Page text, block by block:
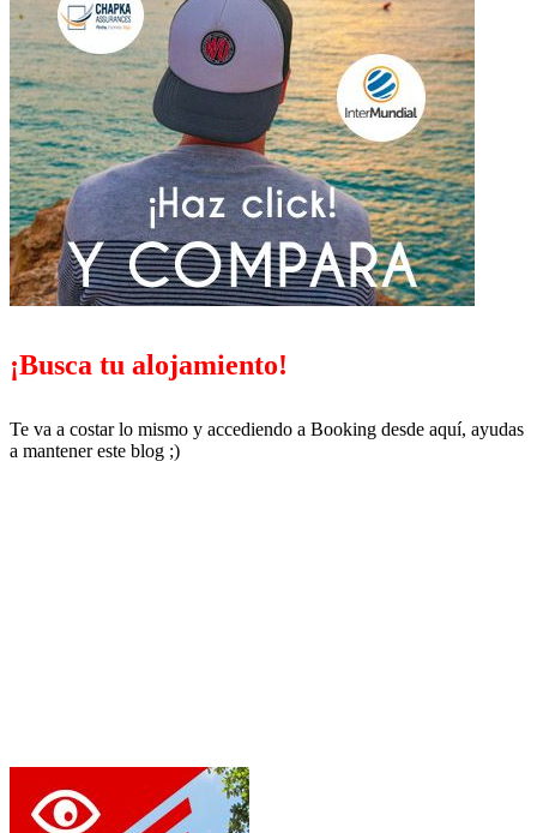
¡Busca tu alojamiento!
Te va a costar lo mismo y accediendo a Booking desde aquí, ayudas
a mantener este blog ;)